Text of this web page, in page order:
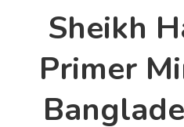
Sheikh
Primer